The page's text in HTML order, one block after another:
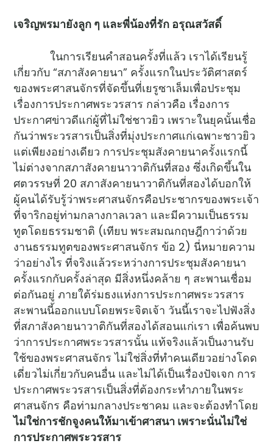
เจริญพรมายังลูก ๆ และพี่น้องที่รัก อรุณสวัสดิ์
ในการเรียนคำสอนครั้งที่แล้ว เราได้เรียนรู้
เกี่ยวกับ “สภาสังคายนา” ครั้งแรกในประวัติศาสตร์
ของพระศาสนจักรที่จัดขึ้นที่เยรูซาเล็มเพื่อประชุม
เรื่องการประกาศพระวรสาร กล่าวคือ เรื่องการ
ประกาศข่าวดีแก่ผู้ที่ไม่ใช่ชาวยิว เพราะในยุคนั้นเชื่อ
กันว่าพระวรสารเป็นสิ่งที่มุ่งประกาศแก่เฉพาะชาวยิว
แต่เพียงอย่างเดียว การประชุมสังคายนาครั้งแรกนี้
ไม่ต่างจากสภาสังคายนาวาติกันที่สอง ซึ่งเกิดขึ้นใน
ศตวรรษที่ 20 สภาสังคายนาวาติกันที่สองได้บอกให้
ผู้คนได้รับรู้ว่าพระศาสนจักรคือประชากรของพระเจ้า
ที่จาริกอยู่ท่ามกลางกาลเวลา และมีความเป็นธรรม
ทูตโดยธรรมชาติ (เทียบ พระสมณกฤษฎีกาว่าด้วย
งานธรรมทูตของพระศาสนจักร ข้อ 2) นี่หมายความ
ว่าอย่างไร ที่จริงแล้วระหว่างการประชุมสังคายนา
ครั้งแรกกับครั้งล่าสุด มีสิ่งหนึ่งคล้าย ๆ สะพานเชื่อม
ต่อกันอยู่ ภายใต้ร่มธงแห่งการประกาศพระวรสาร
สะพานนี้ออกแบบโดยพระจิตเจ้า วันนี้เราจะไปฟังสิ่ง
ที่สภาสังคายนาวาติกันที่สองได้สอนแก่เรา เพื่อค้นพบ
ว่าการประกาศพระวรสารนั้น แท้จริงแล้วเป็นงานรับ
ใช้ของพระศาสนจักร ไม่ใช่สิ่งที่ทำคนเดียวอย่างโดด
เดี่ยวไม่เกี่ยวกับคนอื่น และไม่ได้เป็นเรื่องปัจเจก การ
ประกาศพระวรสารเป็นสิ่งที่ต้องกระทำภายในพระ
ศาสนจักร คือท่ามกลางประชาคม และจะต้องทำโดย
ไม่ใช่การชักจูงคนให้มาเข้าศาสนา เพราะนั่นไม่ใช่
การประกาศพระวรสาร